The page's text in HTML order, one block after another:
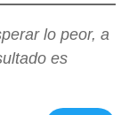
lo peor, a
es